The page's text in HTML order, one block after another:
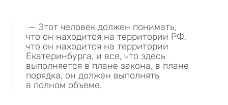
— Этот человек должен понимать,
что он находится на территории РФ,
что он находится на территории
Екатеринбурга, и все, что здесь
выполняется в плане закона, в плане
порядка, он должен выполнять
в полном объеме.